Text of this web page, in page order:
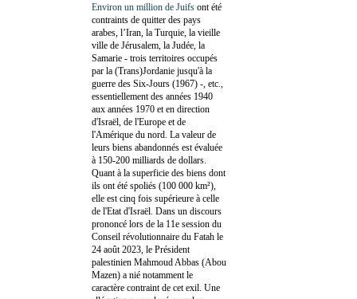
Environ un million de Juifs ont été
contraints de quitter des pays
arabes, l’Iran, la Turquie, la vieille
ville de Jérusalem, la Judée, la
Samarie - trois territoires occupés
par la (Trans)Jordanie jusqu'à la
guerre des Six-Jours (1967) -, etc.,
essentiellement des années 1940
aux années 1970 et en direction
d'Israël, de l'Europe et de
l'Amérique du nord. La valeur de
leurs biens abandonnés est évaluée
à 150-200 milliards de dollars.
Quant à la superficie des biens dont
ils ont été spoliés (100 000 km²),
elle est cinq fois supérieure à celle
de l'Etat d'Israël. Dans un discours
prononcé lors de la 11e session du
Conseil révolutionnaire du Fatah le
24 août 2023, le Président
palestinien Mahmoud Abbas (Abou
Mazen) a nié notamment le
caractère contraint de cet exil. Une